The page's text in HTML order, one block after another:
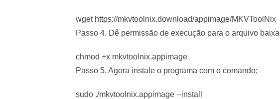
wget https://mkvtoolnix.download/appimage/
Passo 4. Dê permissão de execução para o arquivo
chmod +x mkvtoolnix.appimage
Passo 5. Agora instale o programa com o comando;
sudo ./mkvtoolnix.appimage --install